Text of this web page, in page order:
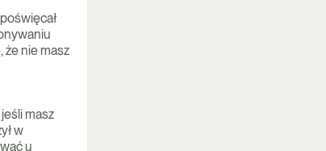
że nie masz
masz
w
u